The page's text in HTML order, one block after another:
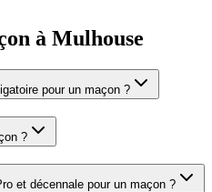
à Mulhouse
pour un maçon ?
?
et décennale pour un maçon ?